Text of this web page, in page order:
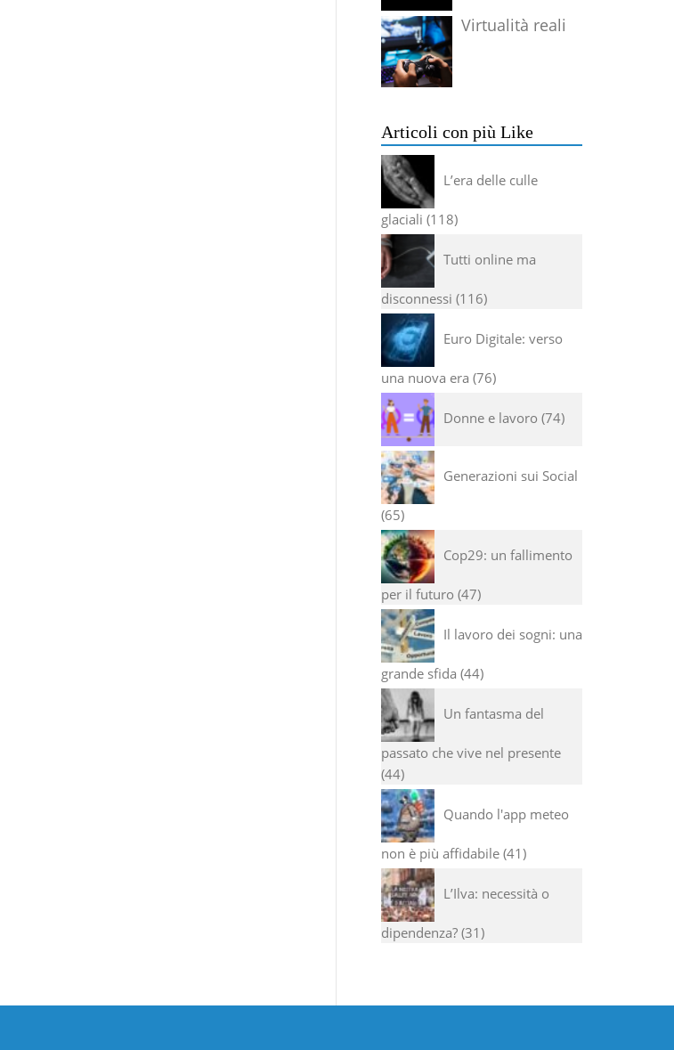
Virtualità reali
Articoli con più Like
L’era delle culle
glaciali 118
Tutti online ma
disconnessi 116
Euro Digitale: verso
una nuova era 76
Donne e lavoro 74
Generazioni sui Social
65
Cop29: un fallimento
per il futuro 47
Il lavoro dei sogni: una
grande sfida 44
Un fantasma del
passato che vive nel presente
44
Quando l'app meteo
non è più affidabile 41
L’Ilva: necessità o
dipendenza? 31